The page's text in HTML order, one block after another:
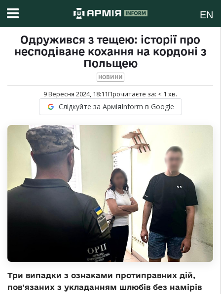
EN
Одружився з тещею: історії про
несподіване кохання на кордоні з
Польщею
НОВИНИ
9 Вересня 2024, 18:11Прочитаєте за: < 1 хв.
Слідкуйте за АрміяInform в Google
Три випадки з ознаками протиправних дій,
пов’язаних з укладанням шлюбів без намірів